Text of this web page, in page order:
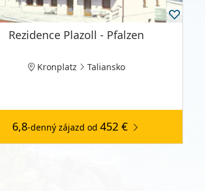
Rezidence Plazoll - Pfalzen
Kronplatz Taliansko
6,8-denný zájazd od 452 €